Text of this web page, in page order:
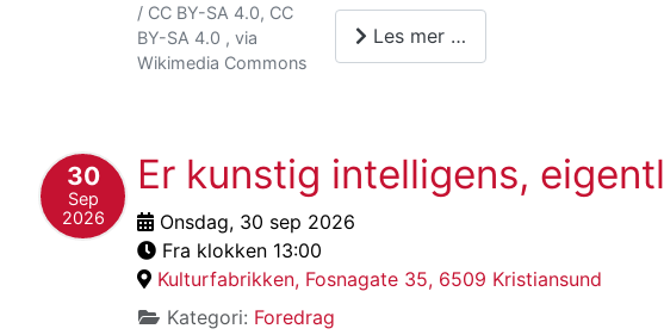
/ CC BY-SA 4.0, CC
BY-SA 4.0 , via
Wikimedia Commons
Les mer …
30
Sep
2026
Er kunstig intelligens,
Onsdag, 30 sep 2026
Fra klokken 13:00
Kulturfabrikken, Fosnagate 35, 6509 Kristiansund
Kategori: Foredrag